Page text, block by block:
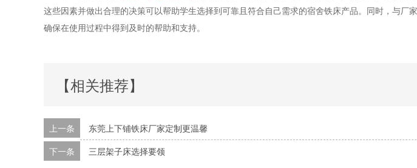
这些因素并做出合理的决策可以帮助学生选择到可靠且符合自己需求的宿舍铁床产品。同时，与厂
确保在使用过程中得到及时的帮助和支持。
【相关推荐】
上一条
东莞上下铺铁床厂家定制更温馨
下一条 三层架子床选择要领